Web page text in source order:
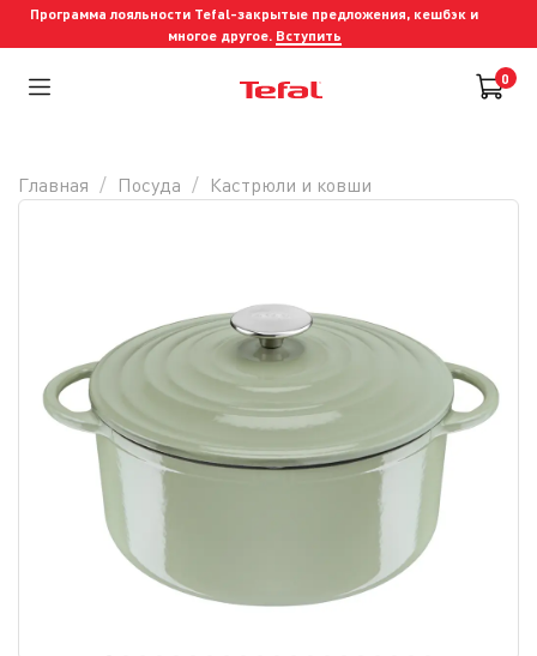
Программа лояльности Tefal-закрытые предложения, кешбэк и
многое другое. Вступить
0
Главная Посуда Кастрюли и ковши